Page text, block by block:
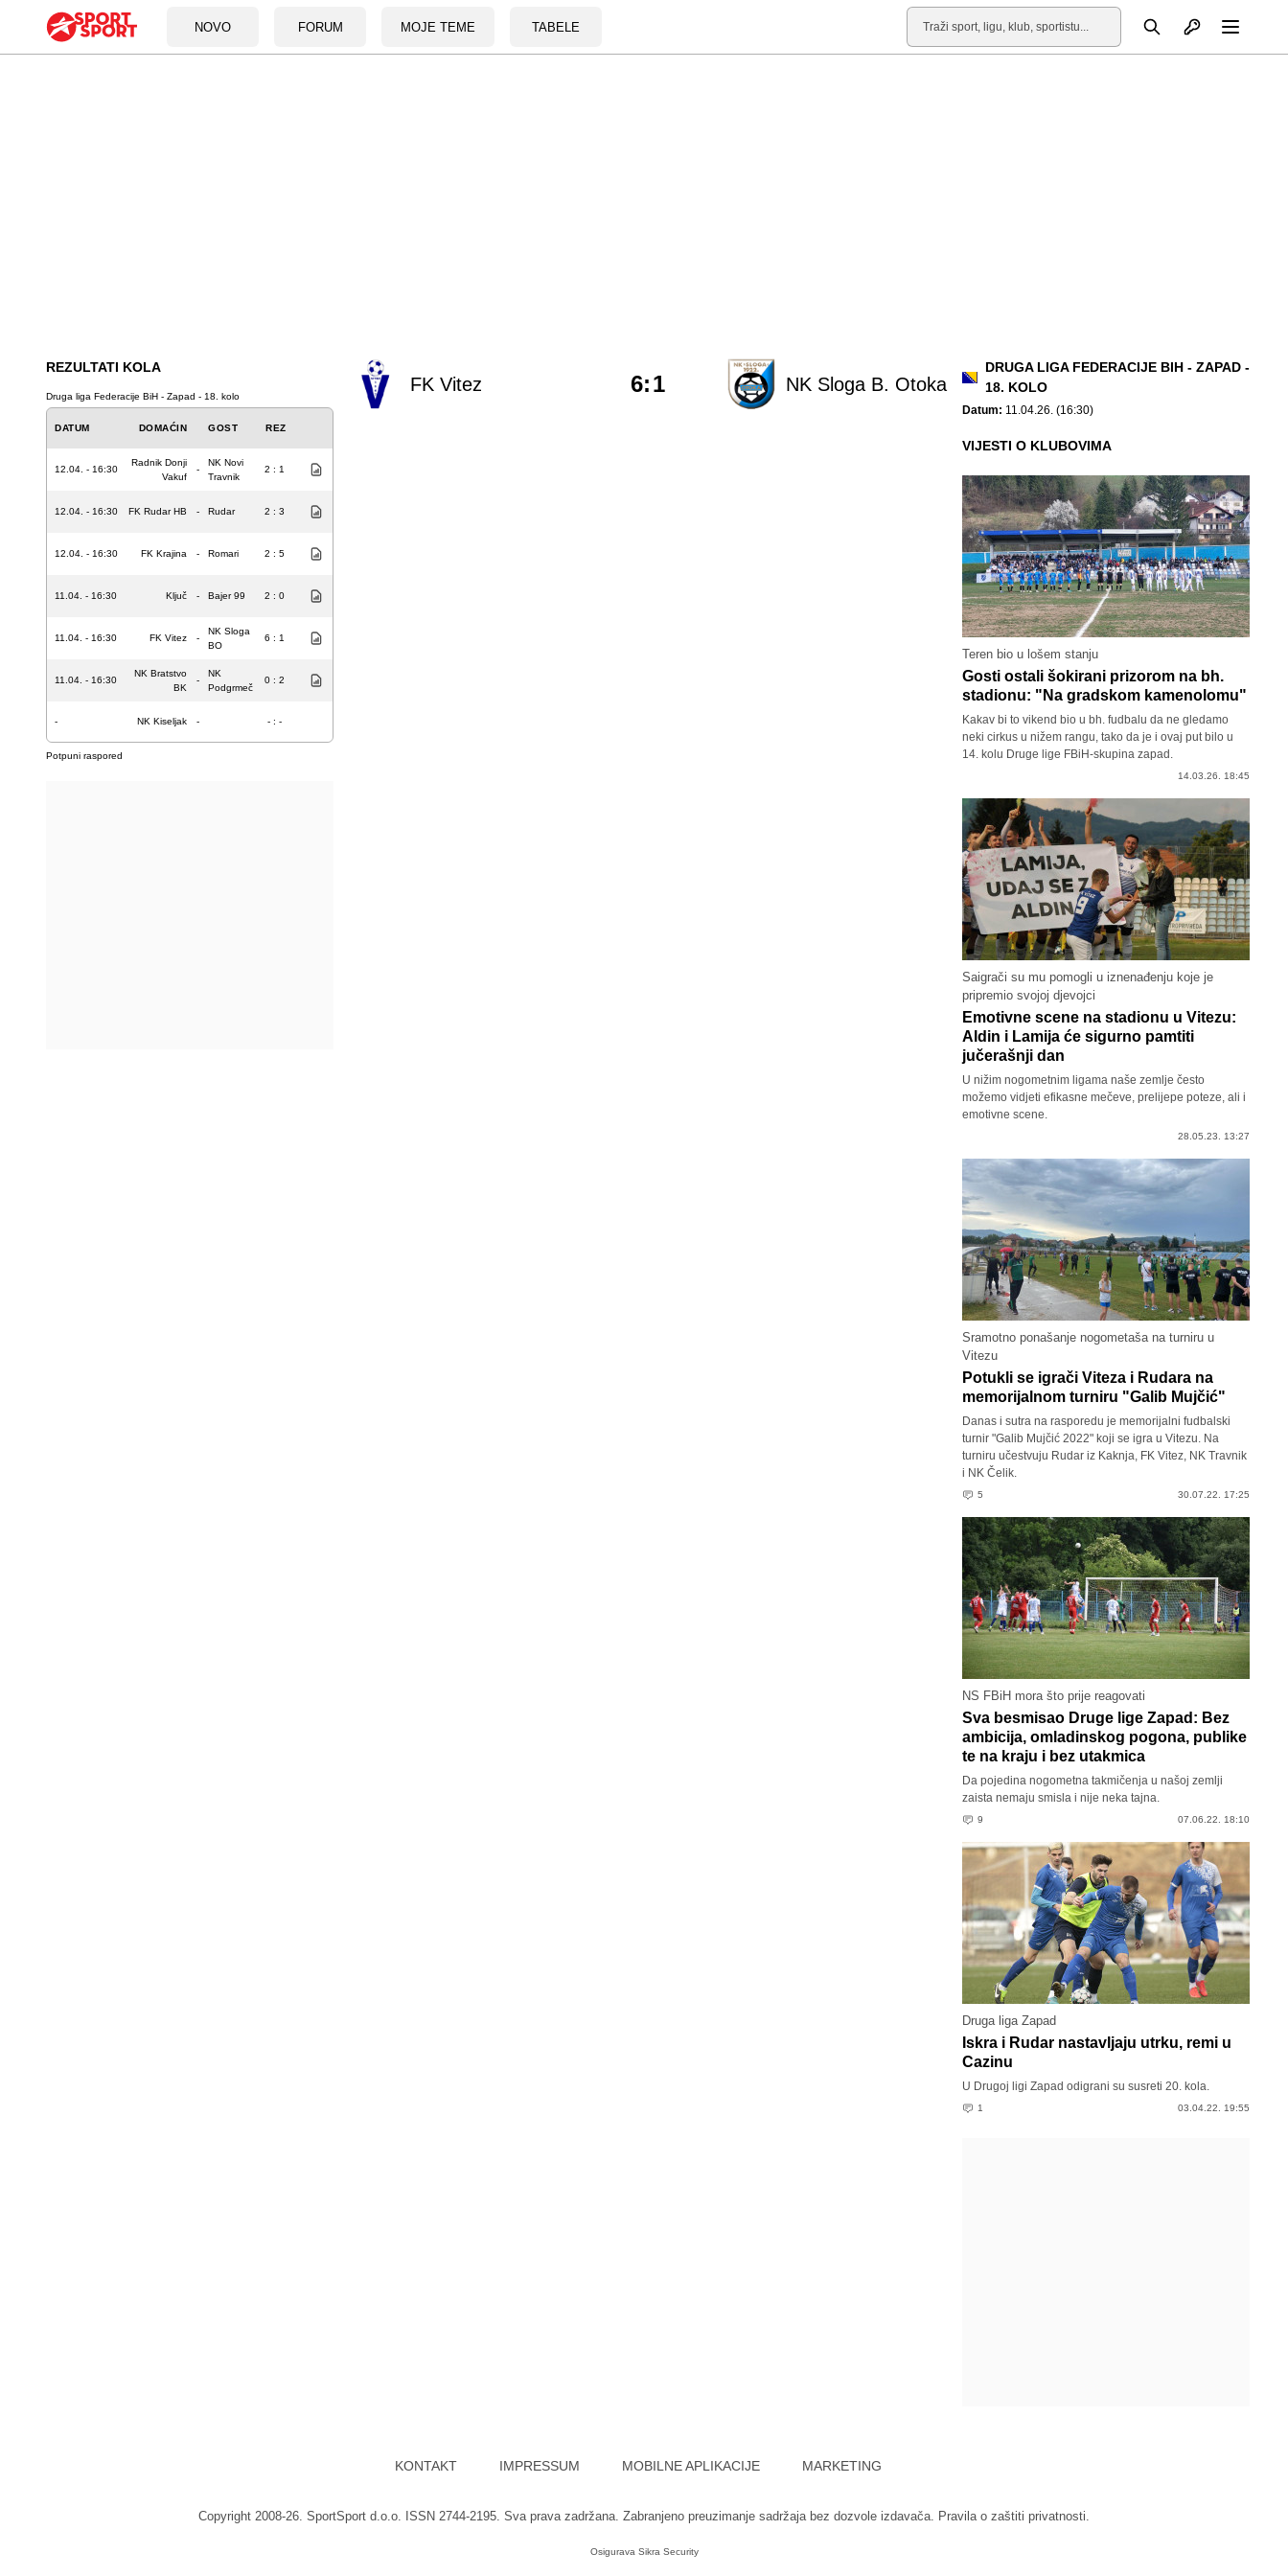
NOVO FORUM MOJE TEME TABELE
Pretraga Otvori profil
REZULTATI KOLA
Druga liga Federacije BiH - Zapad - 18. kolo
DATUM DOMAĆIN GOST REZ
12.04. - 16:30
Radnik Donji
Vakuf
-
NK Novi
Travnik
2 : 1
12.04. - 16:30 FK Rudar HB - Rudar 2 : 3
12.04. - 16:30 FK Krajina - Romari 2 : 5
11.04. - 16:30 Ključ - Bajer 99 2 : 0
11.04. - 16:30 FK Vitez -
NK Sloga
BO
6 : 1
11.04. - 16:30
NK Bratstvo
BK
-
NK
Podgrmeč
0 : 2
- NK Kiseljak - - : -
Potpuni raspored
FK Vitez NK Sloga B. Otoka
6:1
DRUGA LIGA FEDERACIJE BIH - ZAPAD -
18. KOLO
Datum: 11.04.26. (16:30)
VIJESTI O KLUBOVIMA
Teren bio u lošem stanju
Gosti ostali šokirani prizorom na bh.
stadionu: "Na gradskom kamenolomu"
Kakav bi to vikend bio u bh. fudbalu da ne gledamo
neki cirkus u nižem rangu, tako da je i ovaj put bilo u
14. kolu Druge lige FBiH-skupina zapad.
14.03.26. 18:45
Saigrači su mu pomogli u iznenađenju koje je
pripremio svojoj djevojci
Emotivne scene na stadionu u Vitezu:
Aldin i Lamija će sigurno pamtiti
jučerašnji dan
U nižim nogometnim ligama naše zemlje često
možemo vidjeti efikasne mečeve, prelijepe poteze, ali i
emotivne scene.
28.05.23. 13:27
Sramotno ponašanje nogometaša na turniru u
Vitezu
Potukli se igrači Viteza i Rudara na
memorijalnom turniru "Galib Mujčić"
Danas i sutra na rasporedu je memorijalni fudbalski
turnir "Galib Mujčić 2022" koji se igra u Vitezu. Na
turniru učestvuju Rudar iz Kaknja, FK Vitez, NK Travnik
i NK Čelik.
5 30.07.22. 17:25
NS FBiH mora što prije reagovati
Sva besmisao Druge lige Zapad: Bez
ambicija, omladinskog pogona, publike
te na kraju i bez utakmica
Da pojedina nogometna takmičenja u našoj zemlji
zaista nemaju smisla i nije neka tajna.
9 07.06.22. 18:10
Druga liga Zapad
Iskra i Rudar nastavljaju utrku, remi u
Cazinu
U Drugoj ligi Zapad odigrani su susreti 20. kola.
1 03.04.22. 19:55
KONTAKT IMPRESSUM MOBILNE APLIKACIJE MARKETING
Copyright 2008-26. SportSport d.o.o. ISSN 2744-2195. Sva prava zadržana. Zabranjeno preuzimanje sadržaja bez dozvole izdavača. Pravila o zaštiti privatnosti.
Osigurava Sikra Security